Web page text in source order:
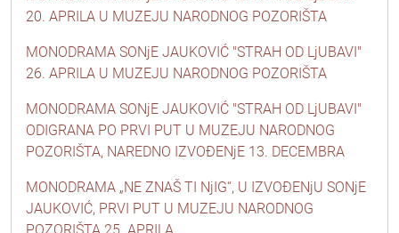
20. APRILA U MUZEJU NARODNOG POZORIŠTA
MONODRAMA SONjE JAUKOVIĆ "STRAH OD LjUBAVI"
26. APRILA U MUZEJU NARODNOG POZORIŠTA
MONODRAMA SONjE JAUKOVIĆ "STRAH OD LjUBAVI"
ODIGRANA PO PRVI PUT U MUZEJU NARODNOG
POZORIŠTA, NAREDNO IZVOĐENjE 13. DECEMBRA
MONODRAMA „NE ZNAŠ TI NjIG“, U IZVOĐENjU SONjE
JAUKOVIĆ, PRVI PUT U MUZEJU NARODNOG
POZORIŠTA 25. APRILA